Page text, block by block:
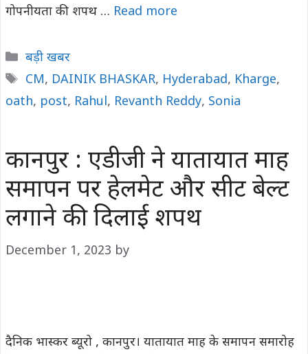
गोपनीयता की शपथ … Read more
Categories
बड़ी खबर
Tags
CM, DAINIK BHASKAR, Hyderabad, Kharge,
oath, post, Rahul, Revanth Reddy, Sonia
कानपुर : एडीजी ने यातायात माह
समापन पर हेलमेट और सीट बेल्ट
लगाने की दिलाई शपथ
December 1, 2023 by
दैनिक भास्कर ब्यूरो , कानपुर। यातायात माह के समापन समारोह